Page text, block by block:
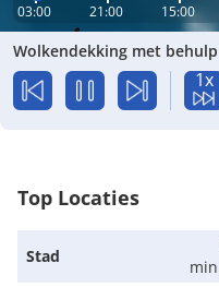
03:00 21:00 15:00
Wolkendekking met behulp
1x
Top Locaties
Stad